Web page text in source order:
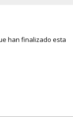
han finalizado esta